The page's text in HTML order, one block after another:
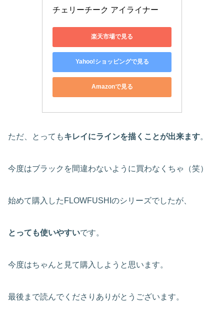
チェリーチーク アイライナー
楽天市場で見る
Yahoo!ショッピングで見る
Amazonで見る
ただ、とってもキレイにラインを描くことが出来ます。
今度はブラックを間違わないように買わなくちゃ（笑）
始めて購入したFLOWFUSHIのシリーズでしたが、
とっても使いやすいです。
今度はちゃんと見て購入しようと思います。
最後まで読んでくださりありがとうございます。